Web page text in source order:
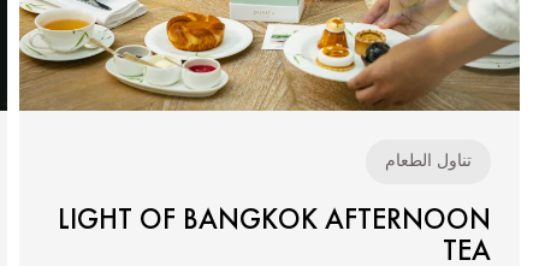
تناول الطعام
LIGHT OF BANGKOK AFTERNOON
TEA